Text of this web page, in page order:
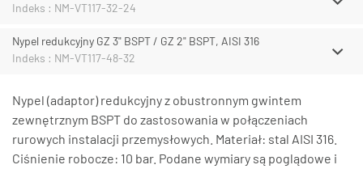
Indeks : NM-VT117-32-24
Nypel redukcyjny GZ 3" BSPT / GZ 2" BSPT, AISI 316
Indeks : NM-VT117-48-32
Nypel (adaptor) redukcyjny z obustronnym gwintem
zewnętrznym BSPT do zastosowania w połączeniach
rurowych instalacji przemysłowych. Materiał: stal AISI 316.
Ciśnienie robocze: 10 bar. Podane wymiary są poglądowe i